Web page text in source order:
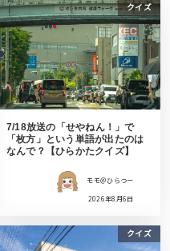
クイズ
7/18放送の「せやねん！」で
「枚方」という単語が出たのは
なんで？【ひらかたクイズ】
モモ＠ひらつー
2026年8月6日
クイズ